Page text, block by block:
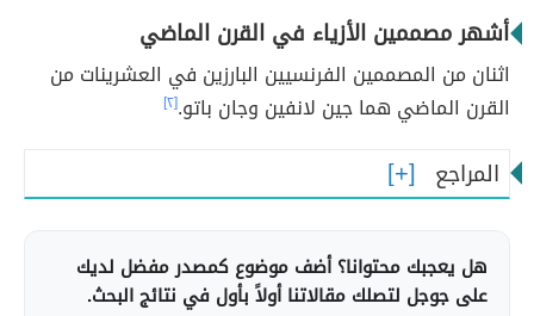
أشهر مصممين الأزياء في القرن الماضي
اثنان من المصممين الفرنسيين البارزين في العشرينات من
القرن الماضي هما جين لانفين وجان باتو.[٢]
المراجع
هل يعجبك محتوانا؟ أضف موضوع كمصدر مفضل لديك
على جوجل لتصلك مقالاتنا أولاً بأول في نتائج البحث.